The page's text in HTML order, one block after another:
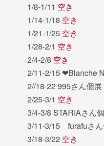
1/8-1/11 空き
1/14-1/18 空き
1/21-1/25 空き
1/28-2/1 空き
2/4-2/8 空き
2/11-2/15 ❤︎Blanche
2//18-22 995さん個
2/25-3/1 空き
3/4-3/8 STARIAさん
3/11-3/15 furafuさん
3/18-3/22 空き